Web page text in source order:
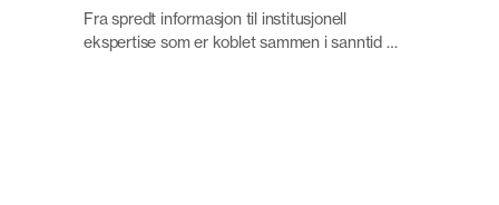
Fra spredt informasjon til institusjonell
ekspertise som er koblet sammen i sanntid …